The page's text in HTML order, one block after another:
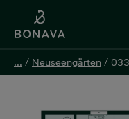
... / Neuseengärten /
... / Neuseengärten /